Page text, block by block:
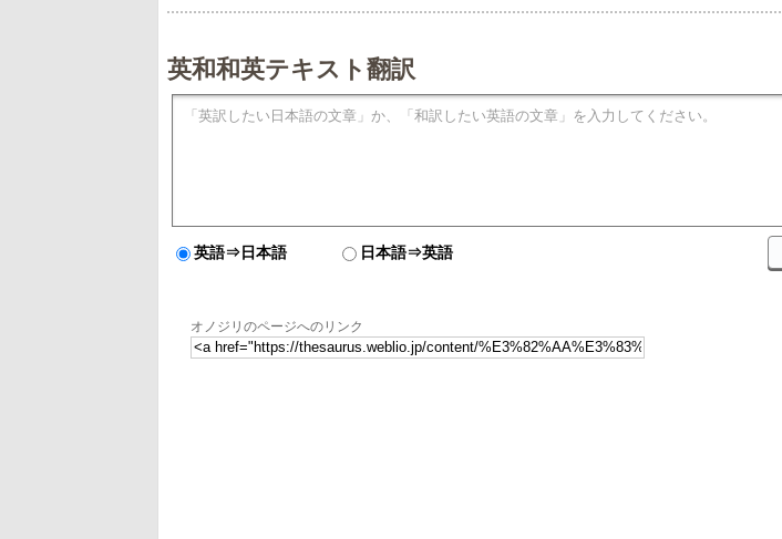
英和和英テキスト翻訳
英語⇒日本語 日本語⇒英語
オノジリのページへのリンク